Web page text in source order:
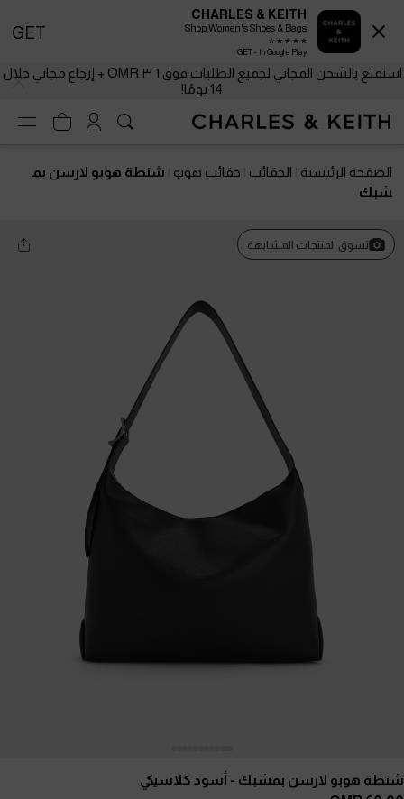
استمتع بالشحن المجاني لجميع الطلبات فوق ٣٦ OMR + إرجاع مجاني خلال
14 يومًا!
الصفحة الرئيسية الحقائب حقائب هوبو
شنطة هوبو لارسن بم
شبك
تسوق المنتجات المشابهة
شنطة هوبو لارسن بمشبك - أسود كلاسيكي
CHARLES & KEITH
Shop Women's Shoes & Bags
GET - In Google Play
GET